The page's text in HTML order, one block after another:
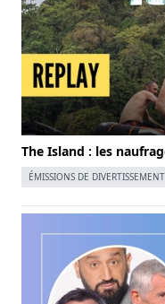
The Island : les
ÉMISSIONS DE DIVERTISSEMENT